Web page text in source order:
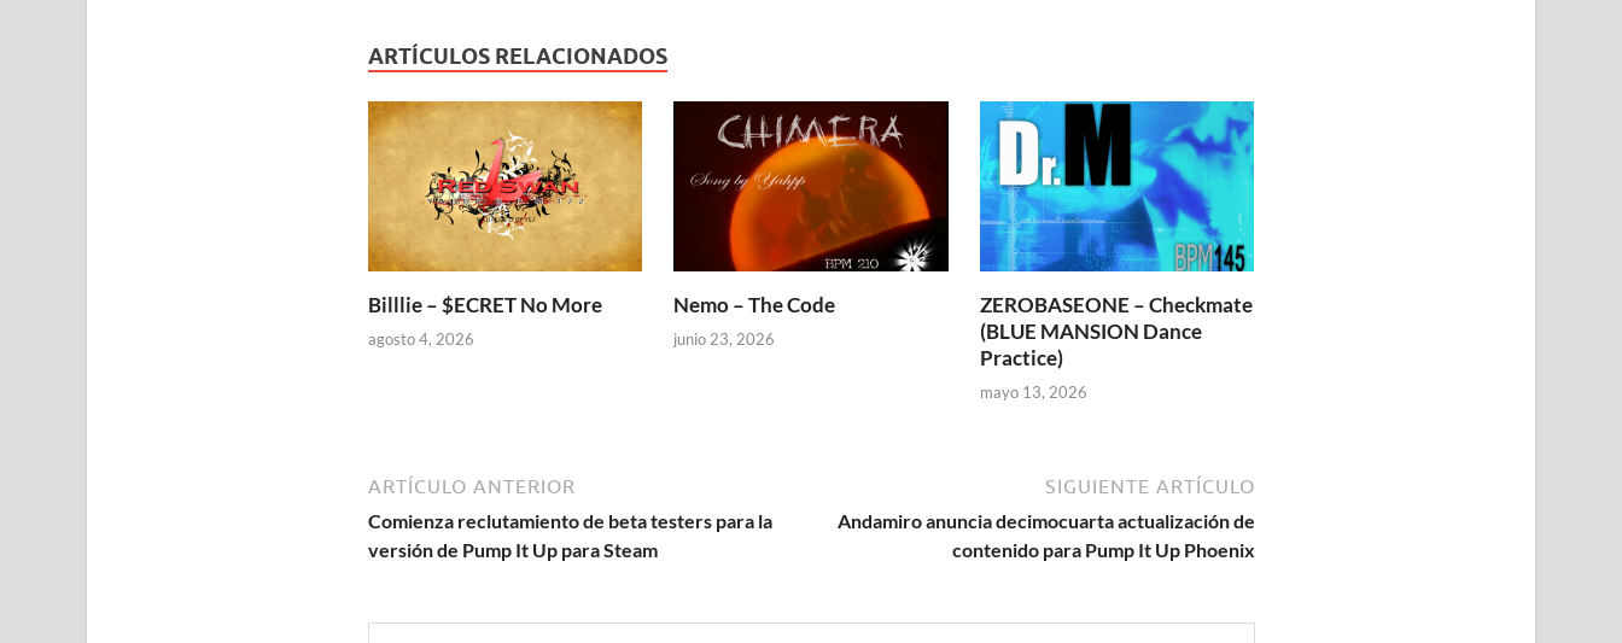
ARTÍCULOS RELACIONADOS
Billlie – $ECRET No More
agosto 4, 2026
Nemo – The Code
junio 23, 2026
ZEROBASEONE – Checkmate
(BLUE MANSION Dance
Practice)
mayo 13, 2026
ARTÍCULO ANTERIOR
Comienza reclutamiento de beta testers para la
versión de Pump It Up para Steam
SIGUIENTE ARTÍCULO
Andamiro anuncia decimocuarta actualización de
contenido para Pump It Up Phoenix